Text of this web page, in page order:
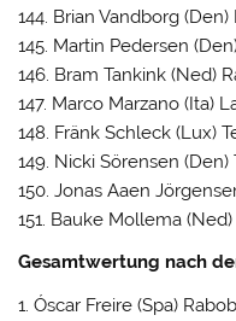
144. Brian Vandborg
145. Martin Pedersen
146. Bram Tankink (Ned)
147. Marco Marzano (Ita)
148. Fränk Schleck (Lux)
149. Nicki Sörensen (Den)
150. Jonas Aaen
151. Bauke Mollema (Ned)
Gesamtwertung nach
1. Óscar Freire (Spa)